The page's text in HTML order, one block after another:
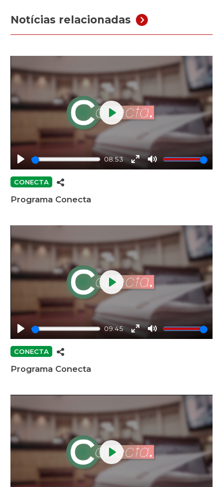
Notícias relacionadas
Play
08:53
EnterMute
Play
CONECTA
Programa Conecta
Play
09:45
EnterMute
Play
CONECTA
Programa Conecta
Play